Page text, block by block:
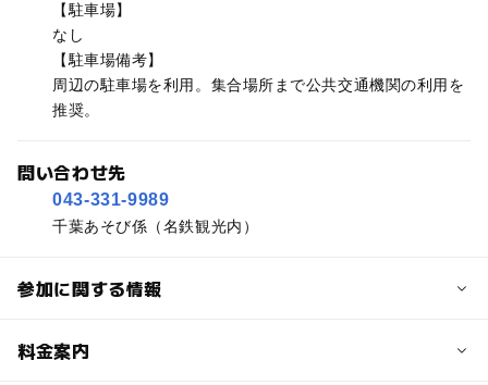
【駐車場】
なし
【駐車場備考】
周辺の駐車場を利用。集合場所まで公共交通機関の利用を
推奨。
問い合わせ先
043-331-9989
千葉あそび係（名鉄観光内）
参加に関する情報
予約/応募
料金案内